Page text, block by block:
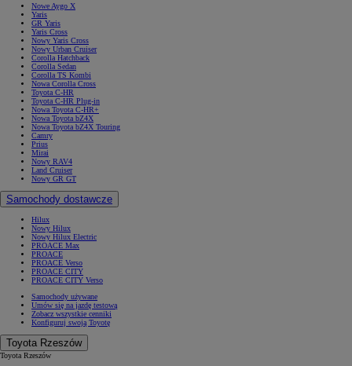
Nowe Aygo X
Yaris
GR Yaris
Yaris Cross
Nowy Yaris Cross
Nowy Urban Cruiser
Corolla Hatchback
Corolla Sedan
Corolla TS Kombi
Nowa Corolla Cross
Toyota C-HR
Toyota C-HR Plug-in
Nowa Toyota C-HR+
Nowa Toyota bZ4X
Nowa Toyota bZ4X Touring
Camry
Prius
Mirai
Nowy RAV4
Land Cruiser
Nowy GR GT
Samochody dostawcze
Hilux
Nowy Hilux
Nowy Hilux Electric
PROACE Max
PROACE
PROACE Verso
PROACE CITY
PROACE CITY Verso
Samochody używane
Umów się na jazdę testową
Zobacz wszystkie cenniki
Konfiguruj swoją Toyotę
Toyota Rzeszów
Toyota Rzeszów